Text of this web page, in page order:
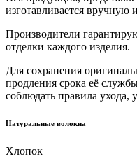
изготавливается вручную
Производители
отделки каждого изделия.
Для сохранения
продления срока её
соблюдать правила ухода,
Натуральные волокна
Хлопок